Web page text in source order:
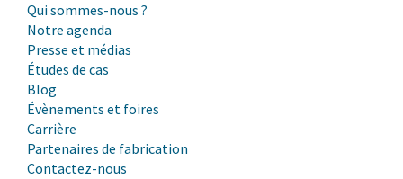
Qui sommes-nous ?
Notre agenda
Presse et médias
Études de cas
Blog
Évènements et foires
Carrière
Partenaires de fabrication
Contactez-nous